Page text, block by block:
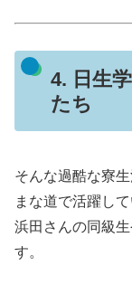
4. 日生
たち
そんな過酷な寮
まな道で活躍して
浜田さんの同級
す。